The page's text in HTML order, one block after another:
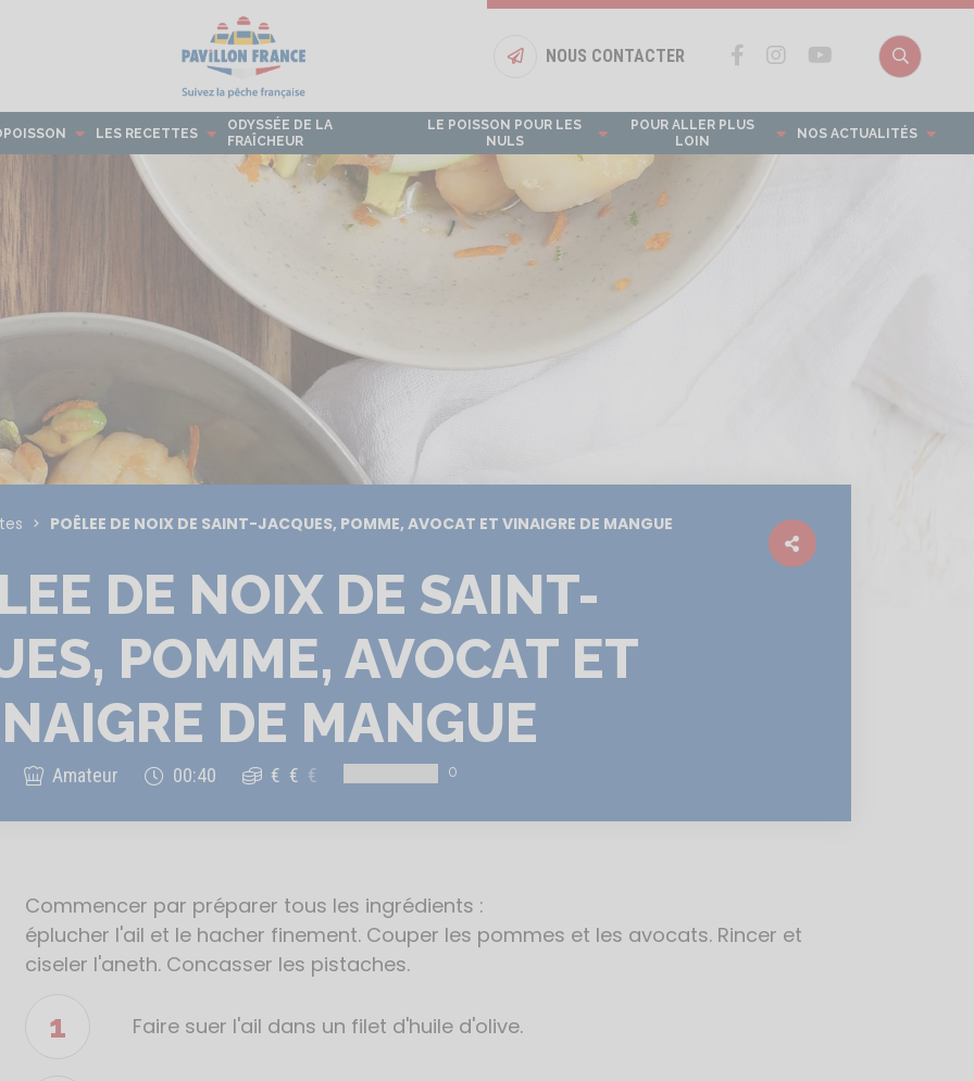
Bouton nous contacter
NOUS CONTACTER
LES RECETTES
ODYSSÉE DE LA
FRAÎCHEUR
LE POISSON POUR LES
NULS
POUR ALLER PLUS
LOIN
NOS ACTUALITÉS
POÊLEE DE NOIX DE SAINT-JACQUES, POMME, AVOCAT ET VINAIGRE DE MANGUE
DE NOIX DE SAINT-
POMME, AVOCAT ET
DE MANGUE
Amateur 00:40 € € € 0
Étapes
de
Commencer par préparer tous les ingrédients :
éplucher l'ail et le hacher finement. Couper les pommes et les avocats. Rincer et
ciseler l'aneth. Concasser les pistaches.
Faire suer l'ail dans un filet d'huile d'olive.